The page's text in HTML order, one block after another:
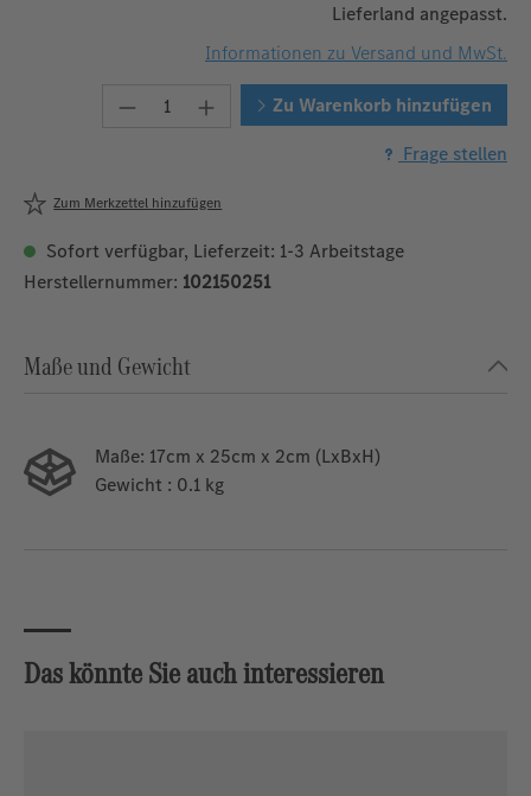
Lieferland angepasst.
Informationen zu Versand und MwSt.
Produkt Anzahl: Gib den
Zu Warenkorb hinzufügen
Frage stellen
Zum Merkzettel hinzufügen
Sofort verfügbar, Lieferzeit: 1-3 Arbeitstage
Herstellernummer: 102150251
Maße und Gewicht
Maße: 17cm x 25cm x 2cm (LxBxH)
Gewicht : 0.1 kg
Das könnte Sie auch interessieren